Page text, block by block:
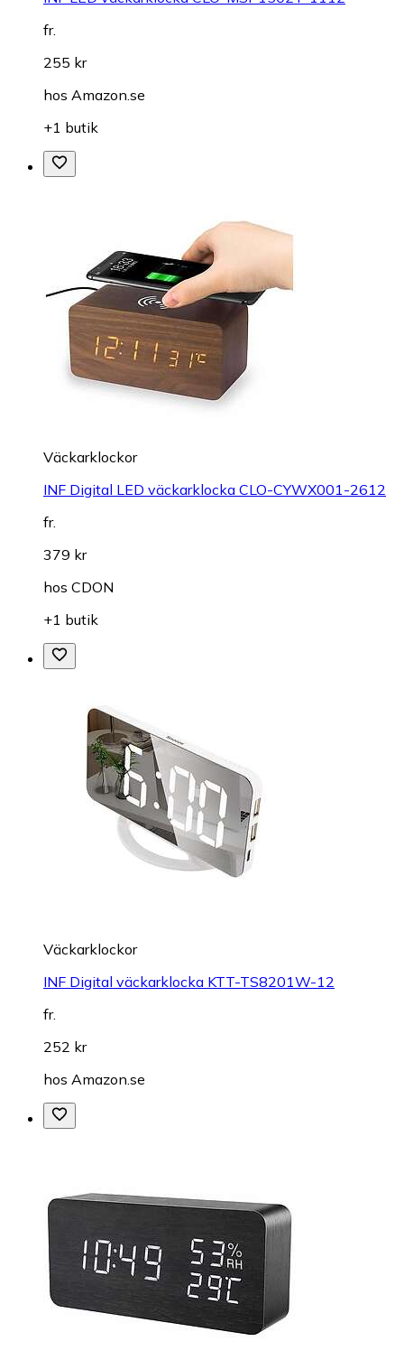
fr.
255 kr
hos Amazon.se
+1 butik
Väckarklockor
INF Digital LED väckarklocka CLO-CYWX001-2612
fr.
379 kr
hos CDON
+1 butik
Väckarklockor
INF Digital väckarklocka KTT-TS8201W-12
fr.
252 kr
hos Amazon.se